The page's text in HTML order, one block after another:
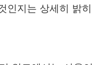
인지는 상세히 밝히